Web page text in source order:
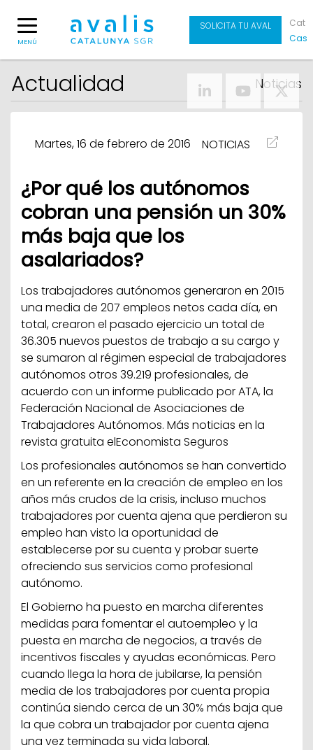
MENÚ
SOLICITA TU AVAL
Cat
Cas
Actualidad Noticias
Martes, 16 de febrero de 2016 NOTICIAS
¿Por qué los autónomos
cobran una pensión un 30%
más baja que los
asalariados?
Los trabajadores autónomos generaron en 2015
una media de 207 empleos netos cada día, en
total, crearon el pasado ejercicio un total de
36.305 nuevos puestos de trabajo a su cargo y
se sumaron al régimen especial de trabajadores
autónomos otros 39.219 profesionales, de
acuerdo con un informe publicado por ATA, la
Federación Nacional de Asociaciones de
Trabajadores Autónomos. Más noticias en la
revista gratuita elEconomista Seguros
Los profesionales autónomos se han convertido
en un referente en la creación de empleo en los
años más crudos de la crisis, incluso muchos
trabajadores por cuenta ajena que perdieron su
empleo han visto la oportunidad de
establecerse por su cuenta y probar suerte
ofreciendo sus servicios como profesional
autónomo.
El Gobierno ha puesto en marcha diferentes
medidas para fomentar el autoempleo y la
puesta en marcha de negocios, a través de
incentivos fiscales y ayudas económicas. Pero
cuando llega la hora de jubilarse, la pensión
media de los trabajadores por cuenta propia
continúa siendo cerca de un 30% más baja que
la que cobra un trabajador por cuenta ajena
una vez terminada su vida laboral.